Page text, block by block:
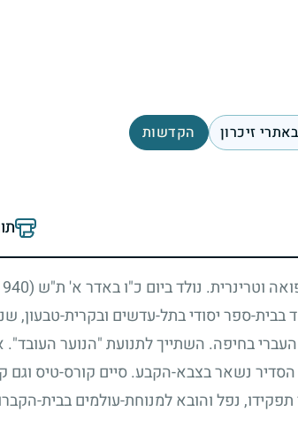
זיכרון הקדשות
וטרינרית. נולד ביום כ"ו באדר א' ת"ש (6.3.1940)
בבית-ספר יסודי בתל-עדשים ובקרית-טבעון,
בחיפה. השתייך לתנועת "הנוער
הסדיר נשאר בצבא-הקבע. סיים קורס-טיס וגם
תפקידו, נפל והובא למנוחת-עולמים בבית-